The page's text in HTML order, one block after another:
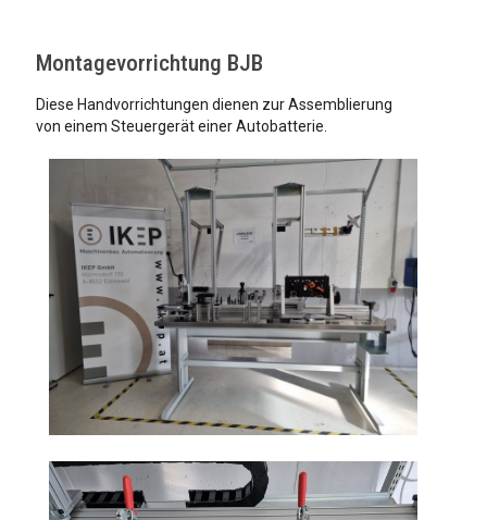
Montagevorrichtung BJB
Diese Handvorrichtungen dienen zur Assemblierung
von einem Steuergerät einer Autobatterie.